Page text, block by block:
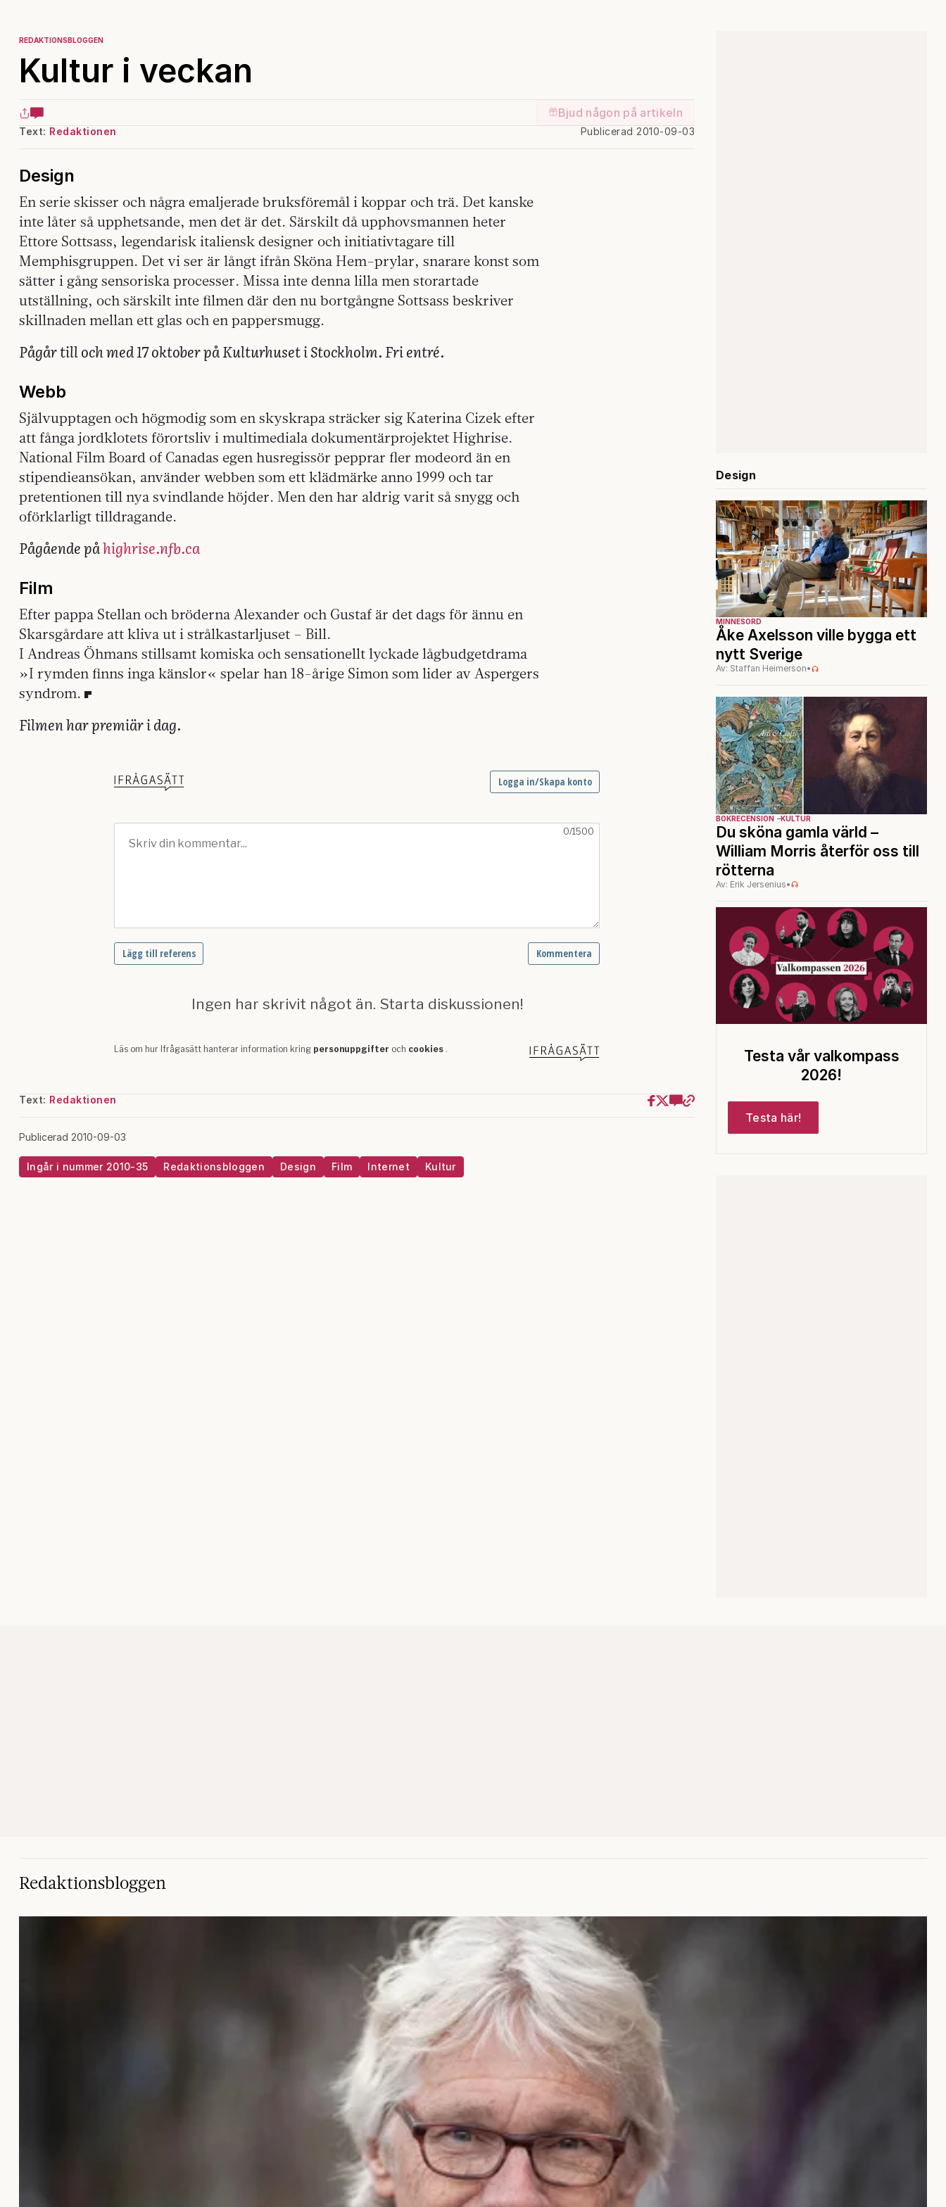
REDAKTIONSBLOGGEN
Kultur i veckan
Bjud någon på artikeln
Text: Redaktionen Publicerad 2010-09-03
Design
En serie skisser och några emaljerade bruksföremål i koppar och trä. Det kanske
inte låter så upphetsande, men det är det. Särskilt då upphovsmannen heter
Ettore Sottsass, legendarisk italiensk designer och initiativtagare till
Memphisgruppen. Det vi ser är långt ifrån Sköna Hem-prylar, snarare konst som
sätter i gång sensoriska processer. Missa inte denna lilla men storartade
utställning, och särskilt inte filmen där den nu bortgångne Sottsass beskriver
skillnaden mellan ett glas och en pappersmugg.
Pågår till och med 17 oktober på Kulturhuset i Stockholm. Fri entré.
Webb
Självupptagen och högmodig som en skyskrapa sträcker sig Katerina Cizek efter
att fånga jordklotets förortsliv i multimediala dokumentärprojektet Highrise.
National Film Board of Canadas egen husregissör pepprar fler modeord än en
stipendieansökan, använder webben som ett klädmärke anno 1999 och tar
pretentionen till nya svindlande höjder. Men den har aldrig varit så snygg och
oförklarligt tilldragande.
Pågående påhighrise.nfb.ca
Film
Efter pappa Stellan och bröderna Alexander och Gustaf är det dags för ännu en
Skarsgårdare att kliva ut i strålkastarljuset – Bill.
I Andreas Öhmans stillsamt komiska och sensationellt lyckade lågbudgetdrama
»I rymden finns inga känslor« spelar han 18-årige Simon som lider av Aspergers
syndrom.
Filmen har premiär i dag.
Text: Redaktionen
Publicerad 2010-09-03
Ingår i nummer 2010-35 Redaktionsbloggen Design Film Internet Kultur
Design
MINNESORD
Åke Axelsson ville bygga ett
nytt Sverige
Av: Staffan Heimerson•
BOKRECENSION KULTUR
Du sköna gamla värld –
William Morris återför oss till
rötterna
Av: Erik Jersenius•
Testa vår valkompass
2026!
Testa här!
Redaktionsbloggen